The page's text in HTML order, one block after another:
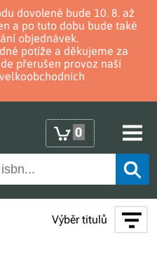
dovolené bude 10. 8. až
a po tuto dobu bude také
objednávek.
potíže a děkujeme za
přerušen provoz naší
0
Výběr titulů